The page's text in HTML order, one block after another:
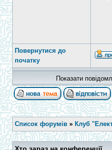
Повернутися до
початку
Показати
Список форумів » Клуб